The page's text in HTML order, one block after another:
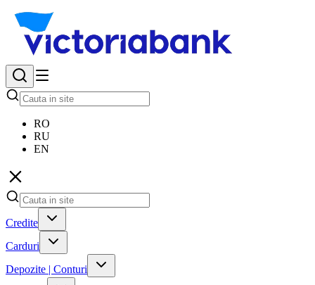
RO
RU
EN
Credite
Carduri
Depozite | Conturi